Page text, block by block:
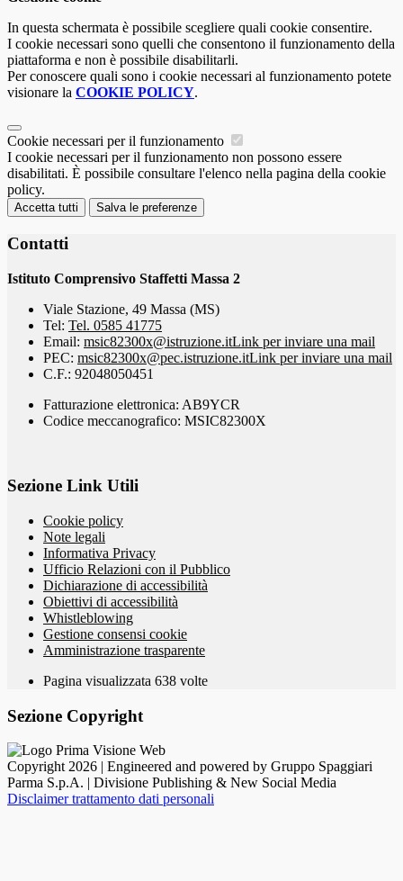
In questa schermata è possibile scegliere quali cookie consentire.
I cookie necessari sono quelli che consentono il funzionamento della
piattaforma e non è possibile disabilitarli.
Per conoscere quali sono i cookie necessari al funzionamento potete
visionare la COOKIE POLICY.
Cookie necessari per il funzionamento
I cookie necessari per il funzionamento non possono essere
disabilitati. È possibile consultare l'elenco nella pagina della cookie
policy.
Accetta tutti Salva le preferenze
Contatti
Istituto Comprensivo Staffetti Massa 2
Viale Stazione, 49 Massa (MS)
Tel: Tel. 0585 41775
Email: msic82300x@istruzione.itLink per inviare una mail
PEC: msic82300x@pec.istruzione.itLink per inviare una mail
C.F.: 92048050451
Fatturazione elettronica: AB9YCR
Codice meccanografico: MSIC82300X
Sezione Link Utili
Cookie policy
Note legali
Informativa Privacy
Ufficio Relazioni con il Pubblico
Dichiarazione di accessibilità
Obiettivi di accessibilità
Whistleblowing
Gestione consensi cookie
Amministrazione trasparente
Pagina visualizzata 638 volte
Sezione Copyright
Copyright 2026 | Engineered and powered by Gruppo Spaggiari
Parma S.p.A. | Divisione Publishing & New Social Media
Disclaimer trattamento dati personali